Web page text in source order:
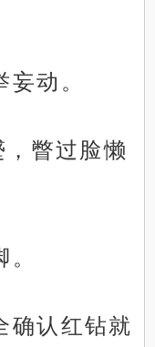
动。
瞥过脸懒
确认红钻就